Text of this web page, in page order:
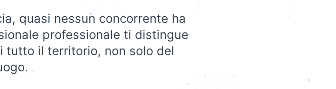
quasi nessun concorrente ha
professionale ti distingue
tutto il territorio, non solo del